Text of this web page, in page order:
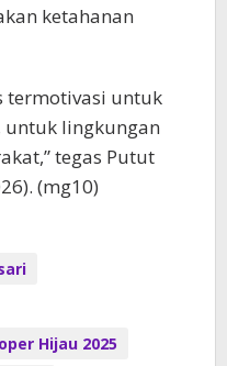
ketahanan
termotivasi untuk
untuk lingkungan
tegas Putut
(mg10)
Hijau 2025